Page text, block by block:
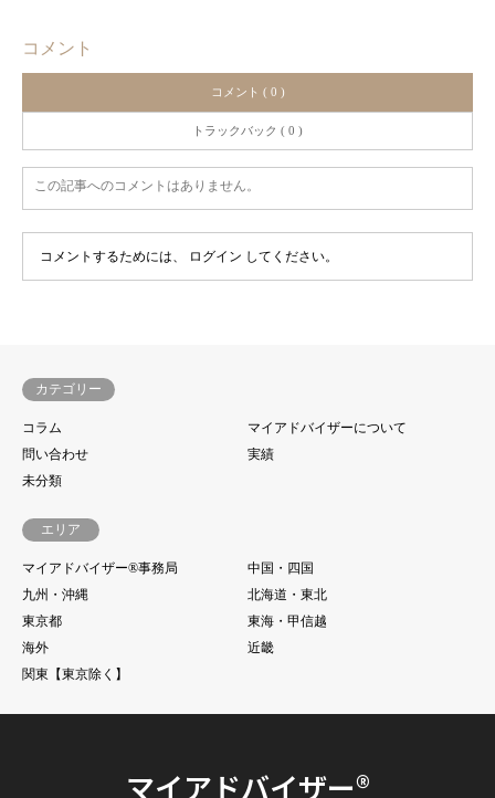
コメント
コメント ( 0 )
トラックバック ( 0 )
この記事へのコメントはありません。
コメントするためには、 ログイン してください。
カテゴリー
コラム
マイアドバイザーについて
問い合わせ
実績
未分類
エリア
マイアドバイザー®事務局
中国・四国
九州・沖縄
北海道・東北
東京都
東海・甲信越
海外
近畿
関東【東京除く】
マイアドバイザー®